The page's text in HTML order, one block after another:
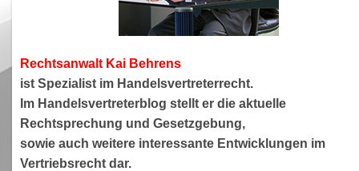
Rechtsanwalt Kai Behrens
ist Spezialist im Handelsvertreterrecht.
Im Handelsvertreterblog stellt er die aktuelle
Rechtsprechung und Gesetzgebung,
sowie auch weitere interessante Entwicklungen im
Vertriebsrecht dar.